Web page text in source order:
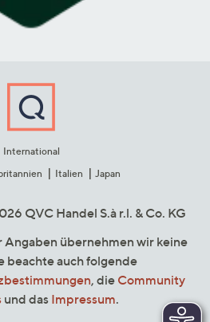
International
Italien Japan
QVC Handel S.à r.l. & Co. KG
übernehmen wir keine
beachte auch folgende
, die Community
und das Impressum.